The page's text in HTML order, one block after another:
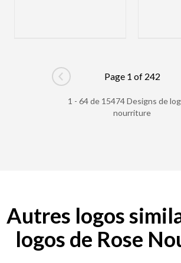
Go to previous page
Page 1 of 242
1 - 64 de 15474 Designs de
nourriture
Autres logos
logos de Rose